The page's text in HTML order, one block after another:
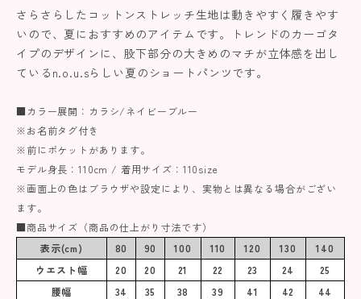
さらさらしたコットンストレッチ生地は動きやすく履きやす
いので、夏におすすめのアイテムです。トレンドのカーゴタ
イプのデザインに、股下部分の大きめのマチが立体感を出し
ているn.o.u.sらしい夏のショートパンツです。
■カラー展開：カラシ/ネイビーブルー
※お名前タグ付き
※前にポケットがあります。
モデル身長：110cm / 着用サイズ：110size
※画面上の色はブラウザや設定により、実物とは異なる場合がござい
ます。
■商品サイズ（商品の仕上がり寸法です）
表示(cm)
80 90 100 110 120 130
140
ウエスト幅
20 20 21 22 23 24
25
腰幅
34 35 38 39 41 42
44